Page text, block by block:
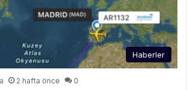
Haberler
2 hafta önce 0